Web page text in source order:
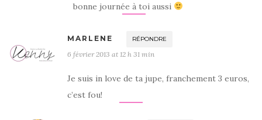
bonne journée à toi aussi
MARLENE RÉPONDRE
6 février 2013 at 12 h 31 min
Je suis in love de ta jupe, franchement 3 euros,
c’est fou!